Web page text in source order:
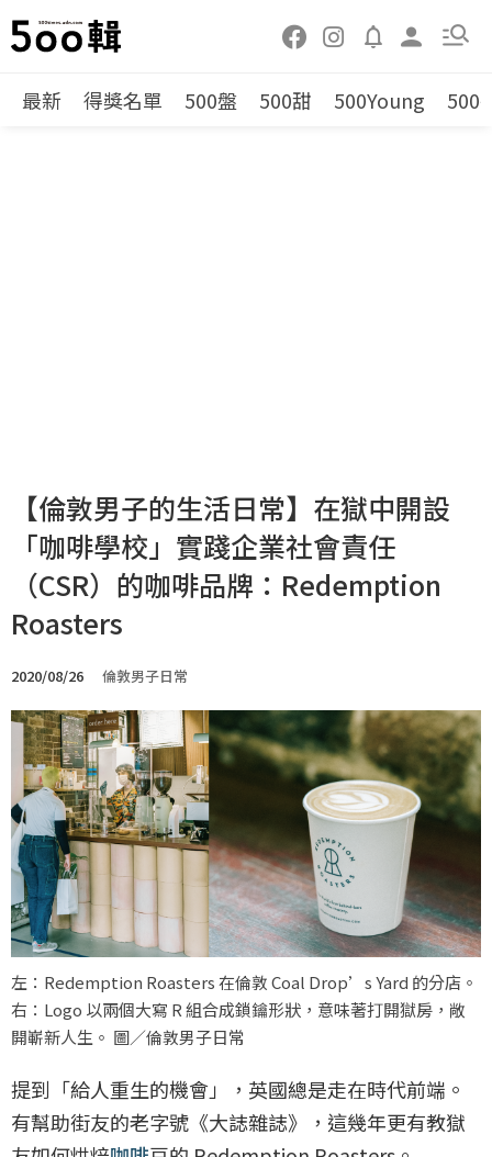
最新 得獎名單 500盤 500甜 500Young 500
【倫敦男子的生活日常】在獄中開設
「咖啡學校」實踐企業社會責任
（CSR）的咖啡品牌：Redemption
Roasters
2020/08/26 倫敦男子日常
左：Redemption Roasters 在倫敦 Coal Drop’s Yard 的分店。
右：Logo 以兩個大寫 R 組合成鎖鑰形狀，意味著打開獄房，敞
開嶄新人生。 圖／倫敦男子日常
提到「給人重生的機會」，英國總是走在時代前端。
有幫助街友的老字號《大誌雜誌》，這幾年更有教獄